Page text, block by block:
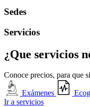
Sedes
Servicios
¿Que servicios
Conoce precios, para que
Exámenes
Ir a servicios